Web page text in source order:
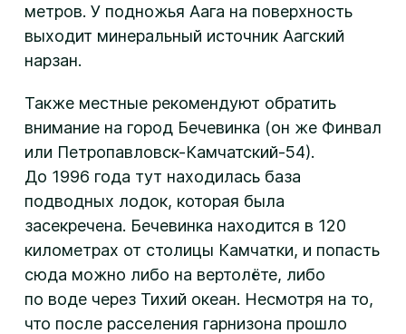
метров. У подножья Аага на поверхность
выходит минеральный источник Аагский
нарзан.
Также местные рекомендуют обратить
внимание на город Бечевинка (он же Финвал
или Петропавловск-Камчатский-54).
До 1996 года тут находилась база
подводных лодок, которая была
засекречена. Бечевинка находится в 120
километрах от столицы Камчатки, и попасть
сюда можно либо на вертолёте, либо
по воде через Тихий океан. Несмотря на то,
что после расселения гарнизона прошло